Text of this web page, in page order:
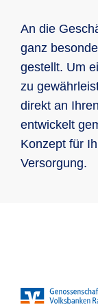
ergänzt
und
od. bei
die sog.
höchst-
Die
An die
ganz
gestellt. Um
zu
direkt an
entwickelt
Konzept für
Versorgung.